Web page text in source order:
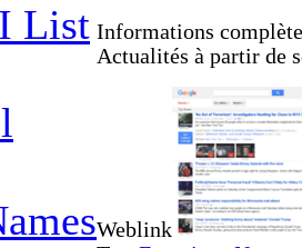
List Informations
Actualités à partir de
Weblink